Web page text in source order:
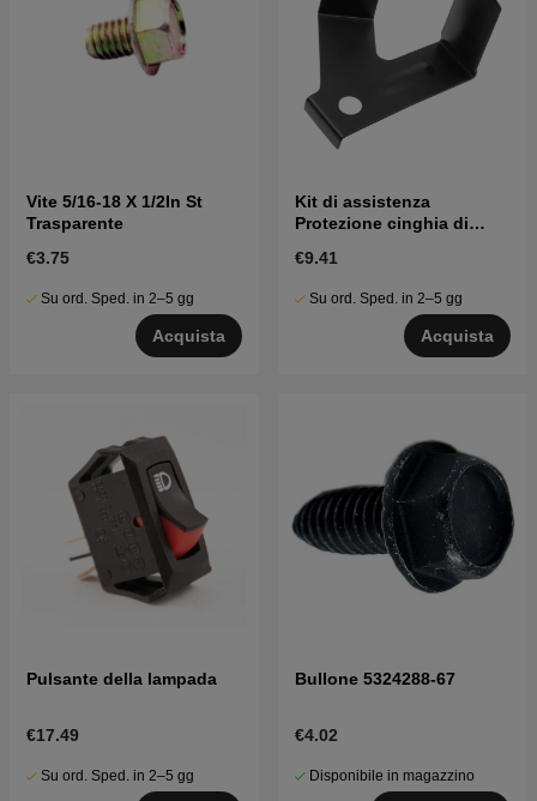
Vite 5/16-18 X 1/2In St
Trasparente
€3.75
Su ord. Sped. in 2–5 gg
Acquista
Kit di assistenza
Protezione cinghia di
€9.41
Su ord. Sped. in 2–5 gg
Acquista
Pulsante della lampada
€17.49
Su ord. Sped. in 2–5 gg
Bullone 5324288-67
€4.02
Disponibile in magazzino